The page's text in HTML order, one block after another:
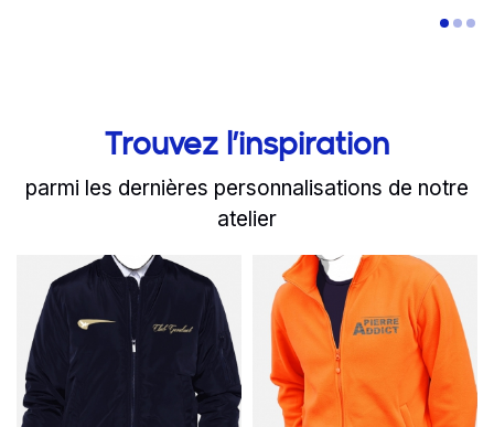
Trouvez l’inspiration
parmi les dernières personnalisations de notre
atelier
1 to 2 of 7
Le bomber
Read more L'équipe
Read more